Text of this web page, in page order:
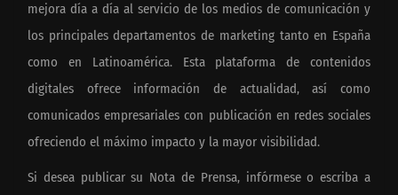
mejora día a día al servicio de los medios de comunicación y
los principales departamentos de marketing tanto en España
como en Latinoamérica. Esta plataforma de contenidos
digitales ofrece información de actualidad, así como
comunicados empresariales con publicación en redes sociales
ofreciendo el máximo impacto y la mayor visibilidad.
Si desea publicar su Nota de Prensa, infórmese o escriba a